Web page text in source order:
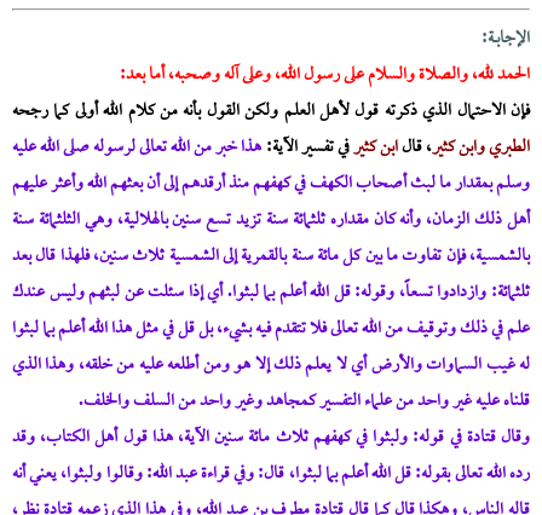
الإجابــة:
الحمد لله، والصلاة والسلام على رسول الله، وعلى آله وصحبه، أما بعد:
فإن الاحتمال الذي ذكرته قول لأهل العلم ولكن القول بأنه من كلام الله أولى كما رجحه
الطبري وابن كثير، قالابن كثيرفي تفسير الآية:هذا خبر من الله تعالى لرسوله صلى الله عليه
وسلم بمقدار ما لبث أصحاب الكهف في كهفهم منذ أرقدهم إلى أن بعثهم الله وأعثر عليهم
أهل ذلك الزمان، وأنه كان مقداره ثلثمائة سنة تزيد تسع سنين بالهلالية، وهي الثلثمائة سنة
بالشمسية، فإن تفاوت ما بين كل مائة سنة بالقمرية إلى الشمسية ثلاث سنين، فلهذا قال بعد
ثلثمائة: وازدادوا تسعاً، وقوله: قل الله أعلم بما لبثوا. أي إذا سئلت عن لبثهم وليس عندك
علم في ذلك وتوقيف من الله تعالى فلا تتقدم فيه بشيء، بل قل في مثل هذا الله أعلم بما لبثوا
له غيب السماوات والأرض أي لا يعلم ذلك إلا هو ومن أطلعه عليه من خلقه، وهذا الذي
قلناه عليه غير واحد من علماء التفسير كمجاهد وغير واحد من السلف والخلف.
وقال قتادة في قوله: ولبثوا في كهفهم ثلاث مائة سنين الآية، هذا قول أهل الكتاب، وقد
رده الله تعالى بقوله: قل الله أعلم بما لبثوا، قال: وفي قراءة عبد الله: وقالوا ولبثوا، يعني أنه